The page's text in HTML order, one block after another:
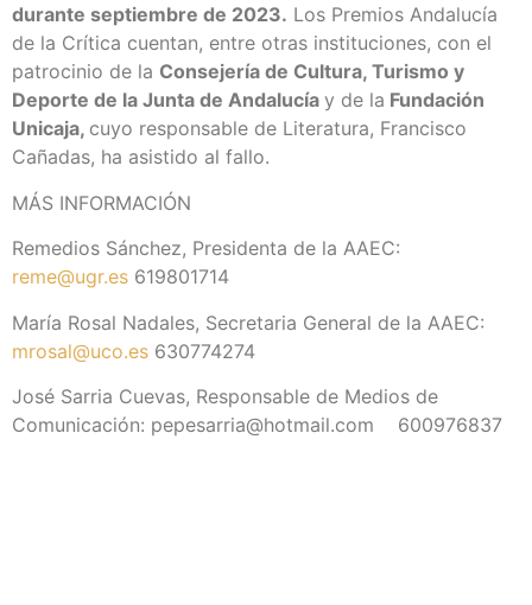
durante septiembre de 2023. Los Premios Andalucía
de la Crítica cuentan, entre otras instituciones, con el
patrocinio de la Consejería de Cultura, Turismo y
Deporte de la Junta de Andalucía y de la Fundación
Unicaja, cuyo responsable de Literatura, Francisco
Cañadas, ha asistido al fallo.
MÁS INFORMACIÓN
Remedios Sánchez, Presidenta de la AAEC:
reme@ugr.es 619801714
María Rosal Nadales, Secretaria General de la AAEC:
mrosal@uco.es 630774274
José Sarria Cuevas, Responsable de Medios de
Comunicación: pepesarria@hotmail.com 600976837